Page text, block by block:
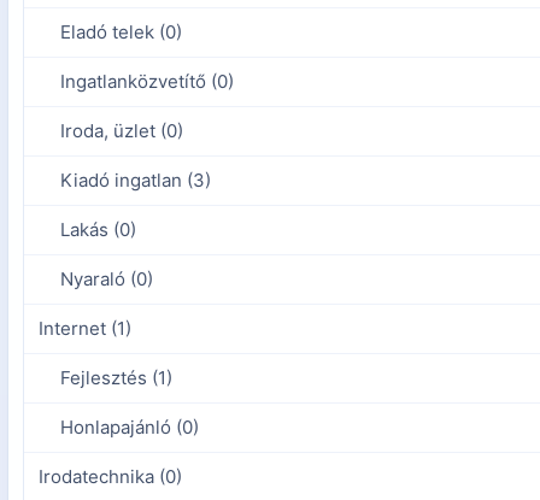
Eladó telek (0)
Ingatlanközvetítő (0)
Iroda, üzlet (0)
Kiadó ingatlan (3)
Lakás (0)
Nyaraló (0)
Internet (1)
Fejlesztés (1)
Honlapajánló (0)
Irodatechnika (0)